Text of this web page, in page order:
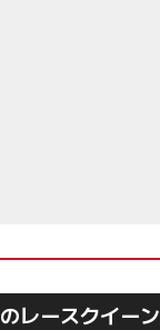
レースクイーン